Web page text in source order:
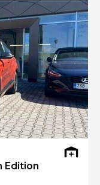
Edition